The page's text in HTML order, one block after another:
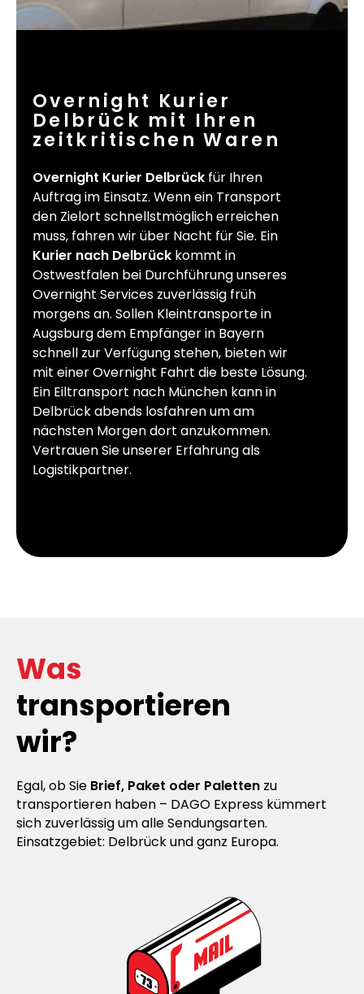
Overnight Kurier
Delbrück mit Ihren
zeitkritischen Waren
Overnight Kurier Delbrück für Ihren
Auftrag im Einsatz. Wenn ein Transport
den Zielort schnellstmöglich erreichen
muss, fahren wir über Nacht für Sie. Ein
Kurier nach Delbrück kommt in
Ostwestfalen bei Durchführung unseres
Overnight Services zuverlässig früh
morgens an. Sollen Kleintransporte in
Augsburg dem Empfänger in Bayern
schnell zur Verfügung stehen, bieten wir
mit einer Overnight Fahrt die beste Lösung.
Ein Eiltransport nach München kann in
Delbrück abends losfahren um am
nächsten Morgen dort anzukommen.
Vertrauen Sie unserer Erfahrung als
Logistikpartner.
Was
transportieren
wir?
Egal, ob Sie Brief, Paket oder Paletten zu
transportieren haben – DAGO Express kümmert
sich zuverlässig um alle Sendungsarten.
Einsatzgebiet: Delbrück und ganz Europa.